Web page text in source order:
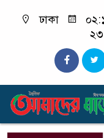
ঢাকা
২৩